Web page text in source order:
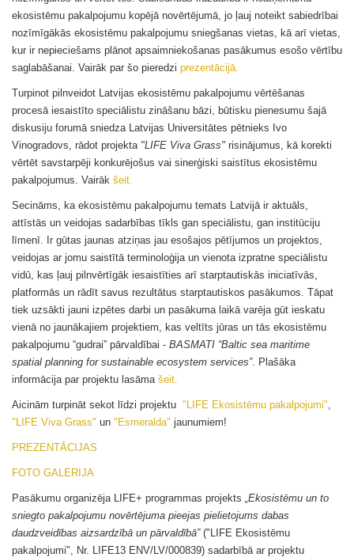
ekosistēmu pakalpojumu kopējā novērtējumā, jo ļauj noteikt sabiedrībai
nozīmīgākās ekosistēmu pakalpojumu sniegšanas vietas, kā arī vietas,
kur ir nepieciešams plānot apsaimniekošanas pasākumus esošo vērtību
saglabāšanai. Vairāk par šo pieredzi prezentācijā.
Turpinot pilnveidot Latvijas ekosistēmu pakalpojumu vērtēšanas
procesā iesaistīto speciālistu zināšanu bāzi, būtisku pienesumu šajā
diskusiju forumā sniedza Latvijas Universitātes pētnieks Ivo
Vinogradovs, rādot projekta "LIFE Viva Grass" risinājumus, kā korekti
vērtēt savstarpēji konkurējošus vai sinerģiski saistītus ekosistēmu
pakalpojumus. Vairāk šeit.
Secināms, ka ekosistēmu pakalpojumu temats Latvijā ir aktuāls,
attīstās un veidojas sadarbības tīkls gan speciālistu, gan institūciju
līmenī. Ir gūtas jaunas atziņas jau esošajos pētījumos un projektos,
veidojas ar jomu saistītā terminoloģija un vienota izpratne speciālistu
vidū, kas ļauj pilnvērtīgāk iesaistīties arī starptautiskās iniciatīvās,
platformās un rādīt savus rezultātus starptautiskos pasākumos. Tāpat
tiek uzsākti jauni izpētes darbi un pasākuma laikā varēja gūt ieskatu
vienā no jaunākajiem projektiem, kas veltīts jūras un tās ekosistēmu
pakalpojumu “gudrai” pārvaldībai - BASMATI “Baltic sea maritime
spatial planning for sustainable ecosystem services”. Plašāka
informācija par projektu lasāma šeit.
Aicinām turpināt sekot līdzi projektu "LIFE Ekosistēmu pakalpojumi",
"LIFE Viva Grass" un "Esmeralda" jaunumiem!
PREZENTĀCIJAS
FOTO GALERIJA
Pasākumu organizēja LIFE+ programmas projekts „Ekosistēmu un to
sniegto pakalpojumu novērtējuma pieejas pielietojums dabas
daudzveidības aizsardzībā un pārvaldībā”("LIFE Ekosistēmu
pakalpojumi", Nr. LIFE13 ENV/LV/000839) sadarbībā ar projektu